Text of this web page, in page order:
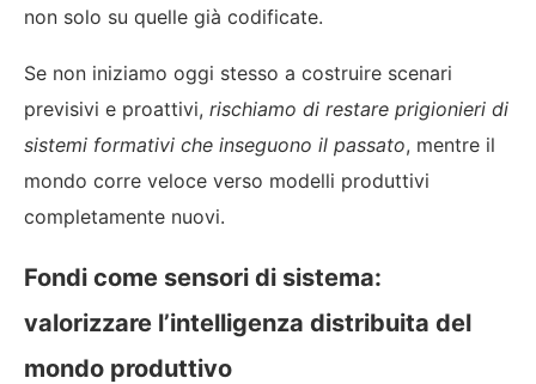
non solo su quelle già codificate.
Se non iniziamo oggi stesso a costruire scenari
previsivi e proattivi, rischiamo di restare prigionieri di
sistemi formativi che inseguono il passato, mentre il
mondo corre veloce verso modelli produttivi
completamente nuovi.
Fondi come sensori di sistema:
valorizzare l’intelligenza distribuita del
mondo produttivo